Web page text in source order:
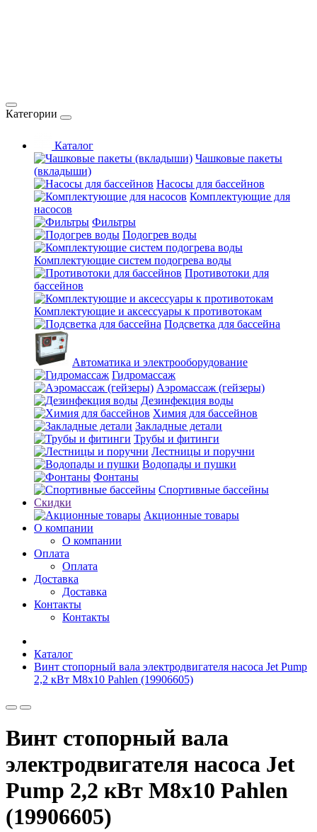
Категории
Каталог
Чашковые пакеты
(вкладыши)
Насосы для бассейнов
Комплектующие для
насосов
Фильтры
Подогрев воды
Комплектующие систем подогрева воды
Противотоки для
бассейнов
Комплектующие и аксессуары к противотокам
Подсветка для бассейна
Автоматика и электрооборудование
Гидромассаж
Аэромассаж (гейзеры)
Дезинфекция воды
Химия для бассейнов
Закладные детали
Трубы и фитинги
Лестницы и поручни
Водопады и пушки
Фонтаны
Спортивные бассейны
Скидки
Акционные товары
О компании
О компании
Оплата
Оплата
Доставка
Доставка
Контакты
Контакты
Каталог
Винт стопорный вала электродвигателя насоса Jet Pump
2,2 кВт М8х10 Pahlen (19906605)
Винт стопорный вала
электродвигателя насоса Jet
Pump 2,2 кВт М8х10 Pahlen
(19906605)